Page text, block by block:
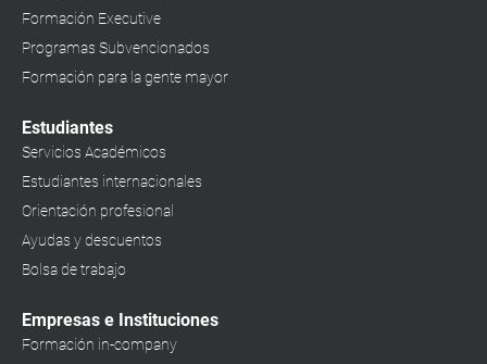
Formación Executive
Programas Subvencionados
Formación para la gente mayor
Estudiantes
Servicios Académicos
Estudiantes internacionales
Orientación profesional
Ayudas y descuentos
Bolsa de trabajo
Empresas e Instituciones
Formación in-company